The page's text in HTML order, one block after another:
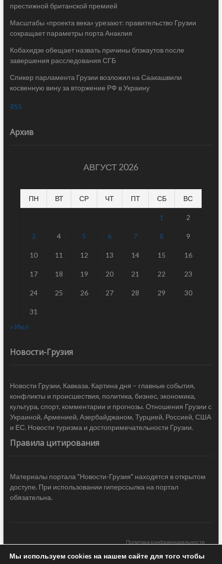
престижной британской премией
Масштабы «проекта века» урезают: правительство Грузии
сокращает параметры порта Анаклия
Кобахидзе обещает назвать причины блэкаутов после
завершения расследования СГБ
Спикер парламента Грузии возложил на Саакашвили
косвенную вину за вторжение РФ в Украину
RSS
Архив
АВГУСТ 2026
ПН ВТ СР ЧТ ПТ СБ ВС
1 2
3 4 5 6 7 8 9
10 11 12 13 14 15 16
17 18 19 20 21 22 23
24 25 26 27 28 29 30
31
« Июл
Новости-Грузия
Новости Грузии, Кавказа. Картина дня – главные события,
конфликты и происшествия, политика, бизнес, экономика,
культура, спорт, комментарии и прогнозы. Отношения Грузии с
Украиной, Арменией, Азербайджаном, Турцией, Россией, США
и ЕС. Новости туризма и достопримечательности Грузии.
Правила цитирования
Материалы портала "Новости-Грузия" находятся в открытом
доступе. При использовании гиперссылка на портал
обязательна.
Политика конфиденциальности
Новости Грузии | Black Sea Press LTD © 2020 All Rights Reserved /
Мы используем cookies на нашем сайте для того чтобы